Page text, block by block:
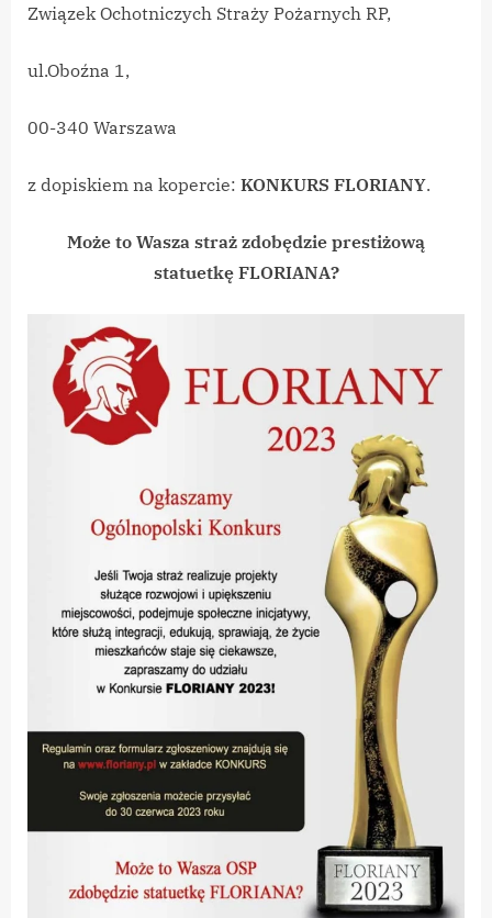
Związek Ochotniczych Straży Pożarnych RP,
ul.Oboźna 1,
00-340 Warszawa
z dopiskiem na kopercie: KONKURS FLORIANY.
Może to Wasza straż zdobędzie prestiżową
statuetkę FLORIANA?